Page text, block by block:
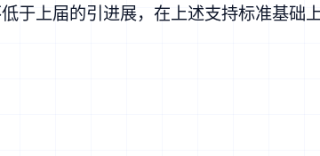
于上届的引进展，在上述支持标准基础